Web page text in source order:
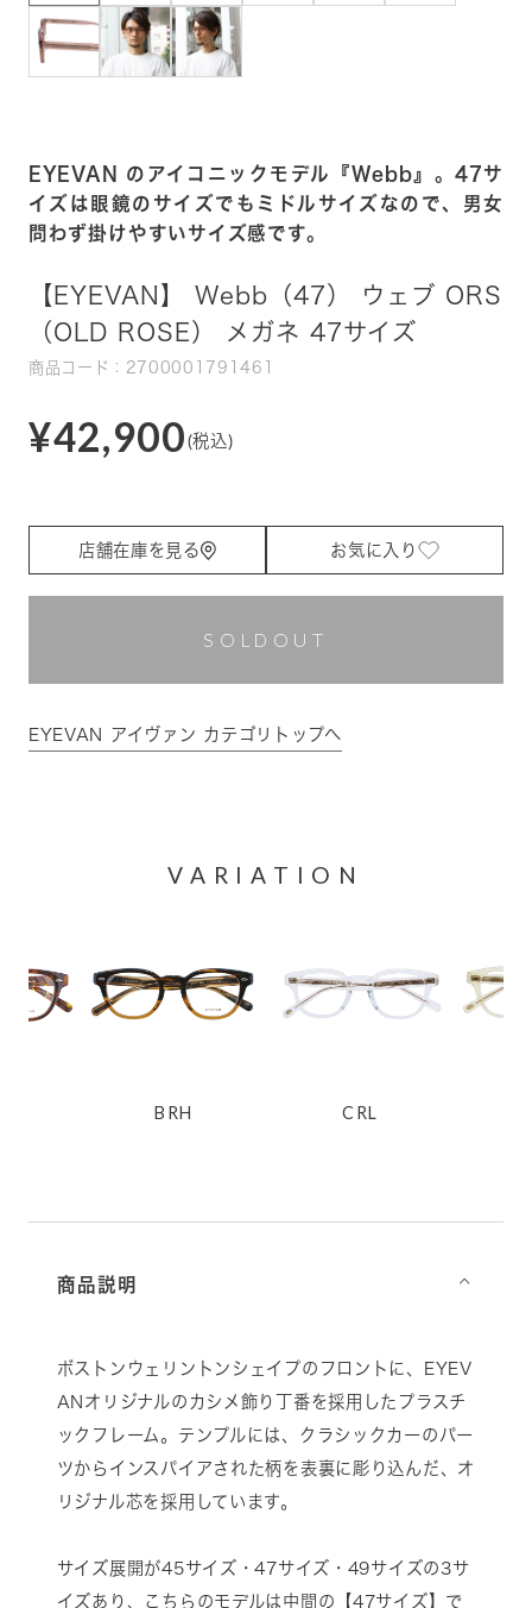
EYEVAN のアイコニックモデル『Webb』。47サ
イズは眼鏡のサイズでもミドルサイズなので、男女
問わず掛けやすいサイズ感です。
【EYEVAN】 Webb（47） ウェブ ORS
（OLD ROSE） メガネ 47サイズ
商品コード：2700001791461
¥42,900 (税込)
店舗在庫を見る お気に入り
SOLDOUT
EYEVAN アイヴァン カテゴリトップへ
VARIATION
BRH CRL
商品説明 ⌵
ボストンウェリントンシェイプのフロントに、EYEV
ANオリジナルのカシメ飾り丁番を採用したプラスチ
ックフレーム。テンプルには、クラシックカーのパー
ツからインスパイアされた柄を表裏に彫り込んだ、オ
リジナル芯を採用しています。
サイズ展開が45サイズ・47サイズ・49サイズの3サ
イズあり、こちらのモデルは中間の【47サイズ】で